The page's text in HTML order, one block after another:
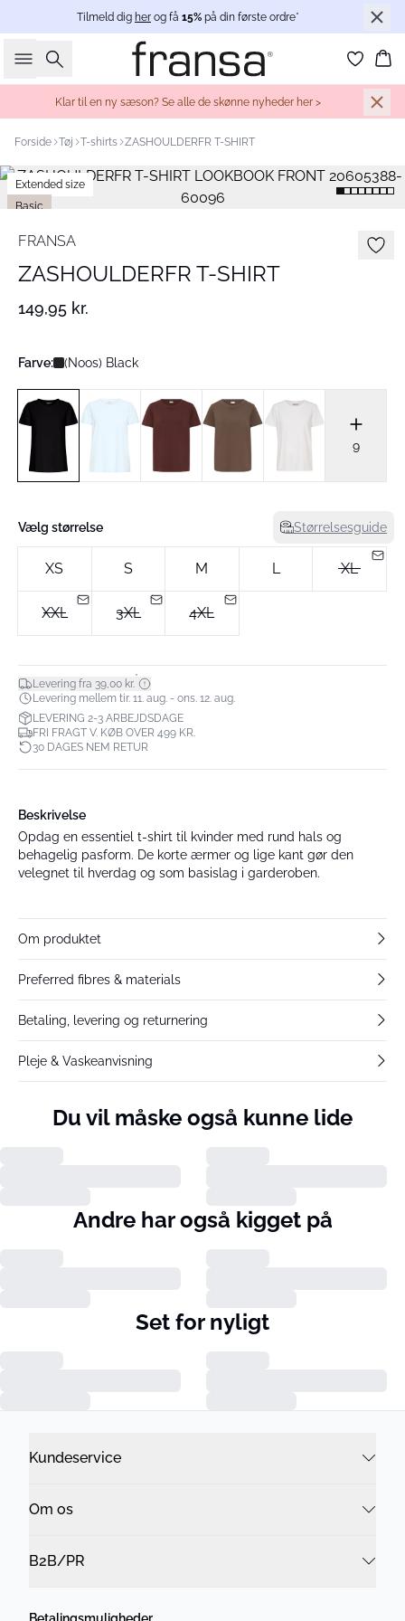
Tilmeld dig her og få 15% på din første ordre*
Søg
Klar til en ny sæson? Se alle de skønne nyheder her >
Forside Tøj T-shirts ZASHOULDERFR T-SHIRT
Extended size
Basic
FRANSA
ZASHOULDERFR T-SHIRT
149,95 kr.
Farve: (Noos) Black
9
Vælg størrelse Størrelsesguide
XS S M L XL
XXL 3XL 4XL
Levering fra 39,00 kr.*
Levering mellem tir. 11. aug. - ons. 12. aug.
LEVERING 2-3 ARBEJDSDAGE
FRI FRAGT V. KØB OVER 499 KR.
30 DAGES NEM RETUR
Beskrivelse
Opdag en essentiel t-shirt til kvinder med rund hals og
behagelig pasform. De korte ærmer og lige kant gør den
velegnet til hverdag og som basislag i garderoben.
Om produktet
Preferred fibres & materials
Betaling, levering og returnering
Pleje & Vaskeanvisning
Du vil måske også kunne lide
Andre har også kigget på
Set for nyligt
Kundeservice
Om os
B2B/PR
Betalingsmuligheder